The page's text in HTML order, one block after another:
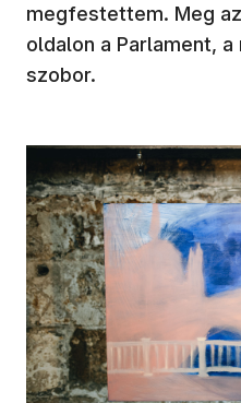
megfestettem. Meg
oldalon a Parlament,
szobor.